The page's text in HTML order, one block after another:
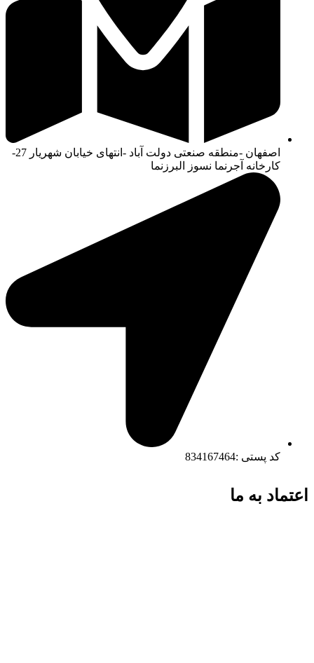
اصفهان -منطقه صنعتی دولت آباد -انتهای خیابان شهریار 27-
کارخانه آجرنما نسوز البرزنما
کد پستی :834167464
اعتماد به ما